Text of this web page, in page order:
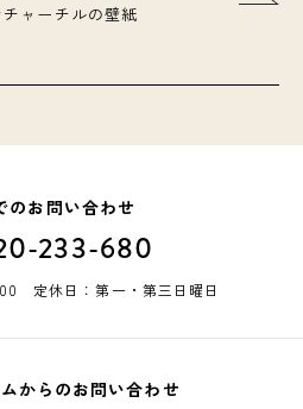
チャーチルの壁紙
のお問い合わせ
233-680
定休日：第一・第三日曜日
からのお問い合わせ